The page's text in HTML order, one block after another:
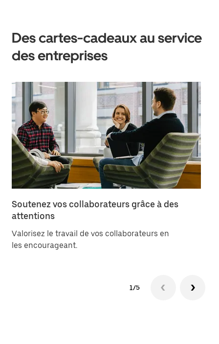
Des cartes-cadeaux au service
des entreprises
Soutenez vos collaborateurs grâce à des
attentions
Valorisez le travail de vos collaborateurs en
les encourageant.
1/5